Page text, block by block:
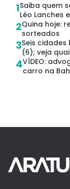
1Saiba quem
Léo Lanches
2Quina hoje:
sorteados
3Seis
(6); veja
4VÍDEO:
carro na